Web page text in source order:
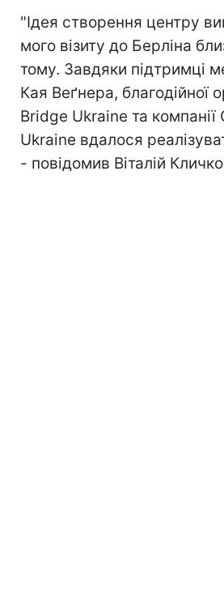
"Ідея створення центру
мого візиту до Берліна
тому. Завдяки підтримці
Кая Веґнера, благодійної
Bridge Ukraine та компанії
Ukraine вдалося
- повідомив Віталій